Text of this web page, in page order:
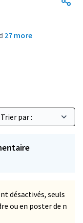
27 more
désactivés, seuls
ou en poster de n